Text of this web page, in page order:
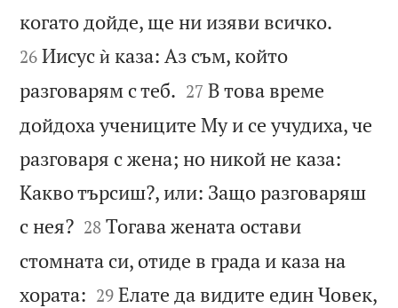
когато дойде, ще ни изяви всичко.
26 Иисус ѝ каза: Аз съм, който
разговарям с теб. 

27 В това време
дойдоха учениците Му и се учудиха, че
разговаря с жена; но никой не каза:
Какво търсиш?, или: Защо разговаряш
с нея?
28 Тогава жената остави
стомната си, отиде в града и каза на
хората: 

29 Елате да видите един Човек,